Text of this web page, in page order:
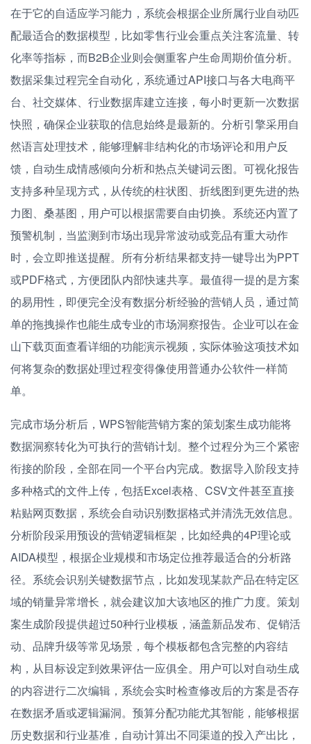
在于它的自适应学习能力，系统会根据企业所属行业自动匹
配最适合的数据模型，比如零售行业会重点关注客流量、转
化率等指标，而B2B企业则会侧重客户生命周期价值分析。
数据采集过程完全自动化，系统通过API接口与各大电商平
台、社交媒体、行业数据库建立连接，每小时更新一次数据
快照，确保企业获取的信息始终是最新的。分析引擎采用自
然语言处理技术，能够理解非结构化的市场评论和用户反
馈，自动生成情感倾向分析和热点关键词云图。可视化报告
支持多种呈现方式，从传统的柱状图、折线图到更先进的热
力图、桑基图，用户可以根据需要自由切换。系统还内置了
预警机制，当监测到市场出现异常波动或竞品有重大动作
时，会立即推送提醒。所有分析结果都支持一键导出为PPT
或PDF格式，方便团队内部快速共享。最值得一提的是方案
的易用性，即便完全没有数据分析经验的营销人员，通过简
单的拖拽操作也能生成专业的市场洞察报告。企业可以在金
山下载页面查看详细的功能演示视频，实际体验这项技术如
何将复杂的数据处理过程变得像使用普通办公软件一样简
单。
完成市场分析后，WPS智能营销方案的策划案生成功能将
数据洞察转化为可执行的营销计划。整个过程分为三个紧密
衔接的阶段，全部在同一个平台内完成。数据导入阶段支持
多种格式的文件上传，包括Excel表格、CSV文件甚至直接
粘贴网页数据，系统会自动识别数据格式并清洗无效信息。
分析阶段采用预设的营销逻辑框架，比如经典的4P理论或
AIDA模型，根据企业规模和市场定位推荐最适合的分析路
径。系统会识别关键数据节点，比如发现某款产品在特定区
域的销量异常增长，就会建议加大该地区的推广力度。策划
案生成阶段提供超过50种行业模板，涵盖新品发布、促销活
动、品牌升级等常见场景，每个模板都包含完整的内容结
构，从目标设定到效果评估一应俱全。用户可以对自动生成
的内容进行二次编辑，系统会实时检查修改后的方案是否存
在数据矛盾或逻辑漏洞。预算分配功能尤其智能，能够根据
历史数据和行业基准，自动计算出不同渠道的投入产出比，